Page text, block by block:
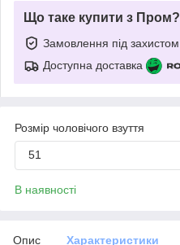
Що таке купити з Пром?
Замовлення під захистом
Доступна доставка
Розмір чоловічого взуття
51
В наявності
Опис Характеристики